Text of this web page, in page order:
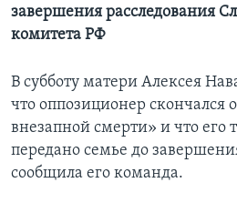
завершения расследования
комитета РФ
В субботу матери Алексея
что оппозиционер скончался
внезапной смерти» и что его
передано семье до
сообщила его команда.